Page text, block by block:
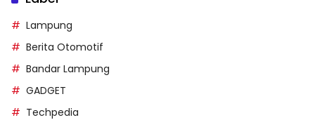
Lampung
Berita Otomotif
Bandar Lampung
GADGET
Techpedia